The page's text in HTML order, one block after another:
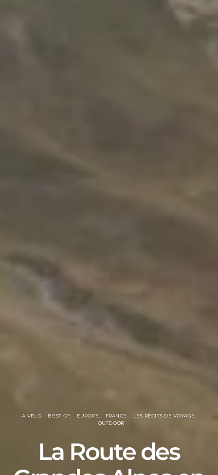
A VÉLO BEST OF EUROPE FRANCE
LES RÉCITS DE VOYAGE
OUTDOOR
La Route des